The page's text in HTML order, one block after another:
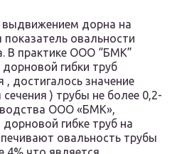
выдвижением дорна на
показатель овальности
В практике ООО “БМК”
гибки труб
достигалось значение
) трубы не более 0,2-
ООО «БМК»,
дорновой гибке труб на
овальность трубы